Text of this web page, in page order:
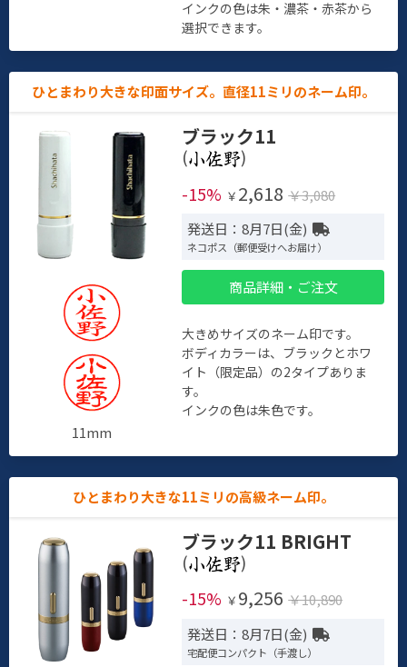
インクの色は朱・濃茶・赤茶から
選択できます。
ひとまわり大きな印面サイズ。直径11ミリのネーム印。
11mm
ブラック11
(
)
-15% ￥ 2,618 ￥3,080
発送日：8月7日(金)
ネコポス（郵便受けへお届け）
商品詳細・ご注文
大きめサイズのネーム印です。
ボディカラーは、ブラックとホワ
イト（限定品）の2タイプありま
す。
インクの色は朱色です。
ひとまわり大きな11ミリの高級ネーム印。
ブラック11 BRIGHT
(
)
-15% ￥ 9,256 ￥10,890
発送日：8月7日(金)
宅配便コンパクト（手渡し）